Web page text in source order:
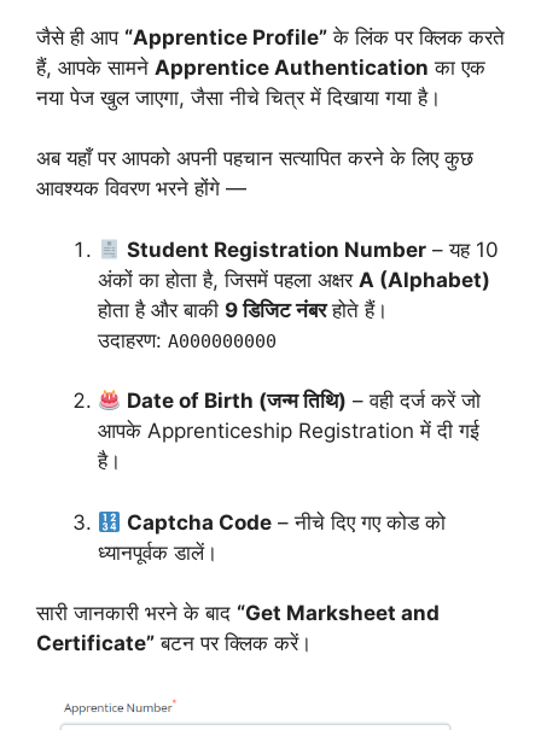
जैसे ही आप “Apprentice Profile” के लिंक पर क्लिक करते
हैं, आपके सामने Apprentice Authentication का एक
नया पेज खुल जाएगा, जैसा नीचे चित्र में दिखाया गया है।
अब यहाँ पर आपको अपनी पहचान सत्यापित करने के लिए कुछ
आवश्यक विवरण भरने होंगे —
Student Registration Number – यह 10
अंकों का होता है, जिसमें पहला अक्षर A (Alphabet)
होता है और बाकी 9 डिजिट नंबरहोते हैं।
उदाहरण: A000000000
Date of Birth (जन्म तिथि) – वही दर्ज करें जो
आपके Apprenticeship Registration में दी गई
है।
Captcha Code – नीचे दिए गए कोड को
ध्यानपूर्वक डालें।
सारी जानकारी भरने के बाद “Get Marksheet and
Certificate” बटन पर क्लिक करें।